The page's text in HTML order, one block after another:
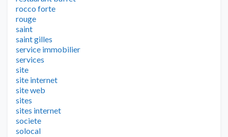
rocco forte
rouge
saint
saint gilles
service immobilier
services
site
site internet
site web
sites
sites internet
societe
solocal